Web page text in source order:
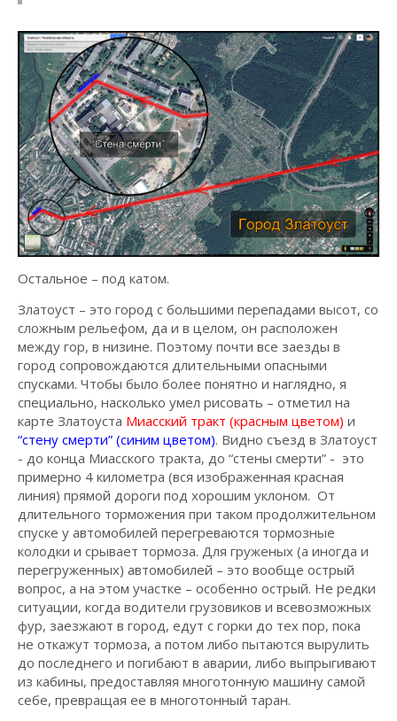
Остальное – под катом.
Златоуст – это город с большими перепадами высот, со
сложным рельефом, да и в целом, он расположен
между гор, в низине. Поэтому почти все заезды в
город сопровождаются длительными опасными
спусками. Чтобы было более понятно и наглядно, я
специально, насколько умел рисовать – отметил на
карте Златоуста Миасский тракт (красным цветом) и
“стену смерти” (синим цветом). Видно съезд в Златоуст
- до конца Миасского тракта, до “стены смерти” - это
примерно 4 километра (вся изображенная красная
линия) прямой дороги под хорошим уклоном. От
длительного торможения при таком продолжительном
спуске у автомобилей перегреваются тормозные
колодки и срывает тормоза. Для груженых (а иногда и
перегруженных) автомобилей – это вообще острый
вопрос, а на этом участке – особенно острый. Не редки
ситуации, когда водители грузовиков и всевозможных
фур, заезжают в город, едут с горки до тех пор, пока
не откажут тормоза, а потом либо пытаются вырулить
до последнего и погибают в аварии, либо выпрыгивают
из кабины, предоставляя многотонную машину самой
себе, превращая ее в многотонный таран.